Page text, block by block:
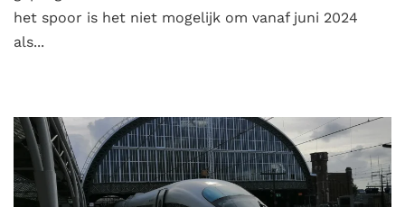
het spoor is het niet mogelijk om vanaf juni 2024
als...